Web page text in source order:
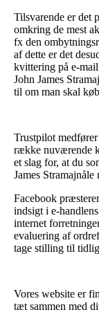
Tilsvarende er det
omkring de mest
fx den
af dette er det
kvittering på e-
John James
til om man skal
Trustpilot
række nuværende
et slag for, at du
James
Facebook
indsigt i e-
internet
evaluering af
tage stilling til
Vores website er
tæt sammen med